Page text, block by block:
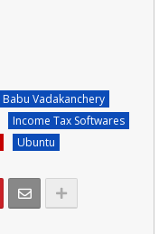
Babu Vadakanchery
Income Tax Softwares
Ubuntu